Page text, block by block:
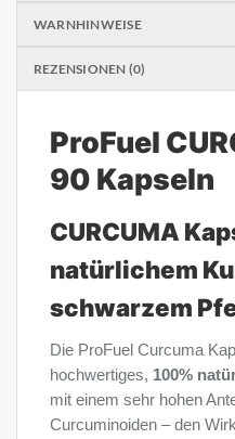
WARNHINWEISE
REZENSIONEN (0)
ProFuel
90 Kapseln
CURCUMA
natürlichem
schwarzem
Die ProFuel Curcuma
hochwertiges, 100%
mit einem sehr hohen
Curcuminoiden – den